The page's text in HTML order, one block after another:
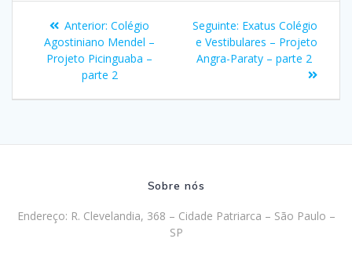
Navegação
Anterior: Post
anterior:
Colégio
Agostiniano Mendel –
Projeto Picinguaba –
parte 2
Seguinte: Post
seguinte:
Exatus Colégio
e Vestibulares – Projeto
Angra-Paraty – parte 2
Sobre nós
Endereço: R. Clevelandia, 368 – Cidade Patriarca – São Paulo –
SP